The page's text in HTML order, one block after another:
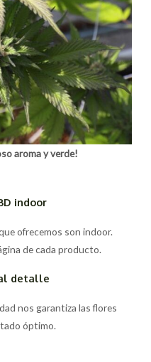
aroma y verde!
indoor
ofrecemos son indoor.
de cada producto.
detalle
nos garantiza las flores
óptimo.